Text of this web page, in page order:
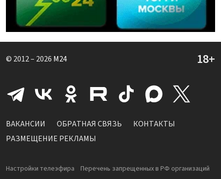
© 2012 – 2026 M24
ВАКАНСИИ ОБРАТНАЯ СВЯЗЬ
КОНТАКТЫ
РАЗМЕЩЕНИЕ РЕКЛАМЫ
Настройки телеэфира
Перечень запрещенных в РФ организаций